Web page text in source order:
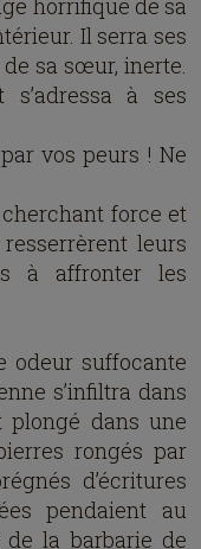
Il serra ses
sa sœur, inerte.
à ses
vos peurs ! Ne
force et
leurs
à affronter les
odeur suffocante
s’infiltra dans
plongé dans une
rongés par
d’écritures
pendaient au
la barbarie de